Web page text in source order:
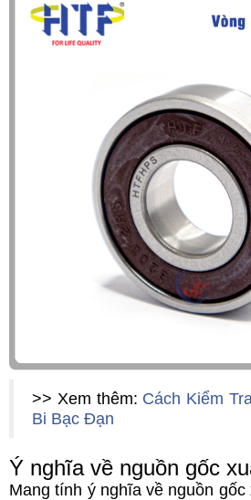
>> Xem thêm: Cách Kiểm
Bi Bạc Đạn
Ý nghĩa về nguồn gốc
Mang tính ý nghĩa về nguồn